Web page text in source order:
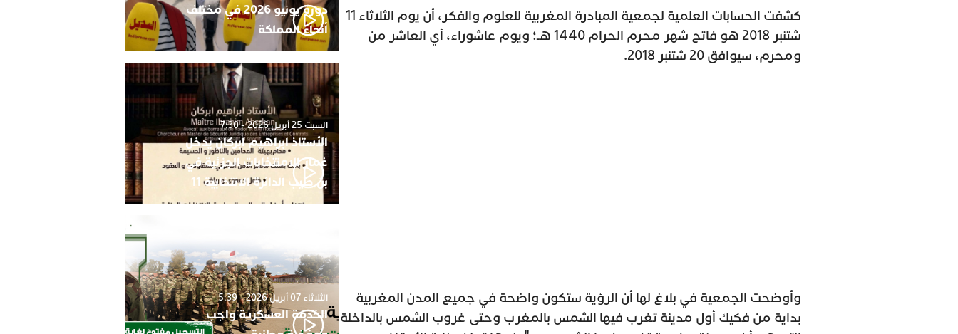
كشفت الحسابات العلمية لجمعية المبادرة المغربية للعلوم والفكر، أن يوم الثلاثاء 11
شتنبر 2018 هو فاتح شهر محرم الحرام 1440 هـ؛ ويوم عاشوراء، أي العاشر من
ومحرم، سيوافق 20 شتنبر 2018.
وأوضحت الجمعية في بلاغ لها أن الرؤية ستكون واضحة في جميع المدن المغربية
بداية من فكيك أول مدينة تغرب فيها الشمس بالمغرب وحتى غروب الشمس بالداخلة
دورة يونيو 2026 في مختلف
أنحاء المملكة
السبت 25 أبريل 2026 - 7:30
الأستاذ ابراهيم ابركان يدخل
غمار الامنتخابات الجزئية في
بن طيب الدائرة الانتخابية 11
الثلاثاء 07 أبريل 2026 - 5:39
الخدمة العسكرية واجب